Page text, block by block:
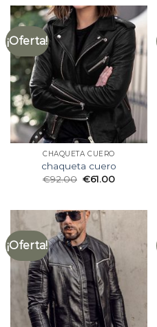
¡Oferta!
CHAQUETA CUERO
chaqueta cuero
€92.00 €61.00
¡Oferta!